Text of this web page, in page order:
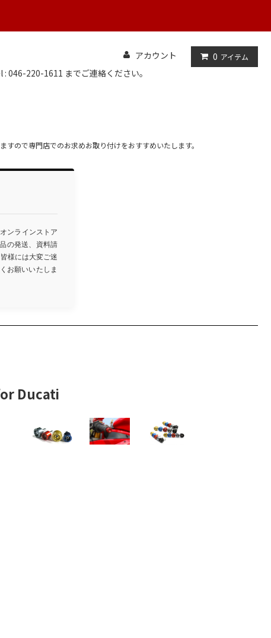
アカウント 0 アイテム
: 046-220-1611 までご連絡ください。
ので専門店でのお求めお取り付けをおすすめいたします。
ンラインストア
の発送、資料請
様には大変ご迷
お願いいたしま
Ducati